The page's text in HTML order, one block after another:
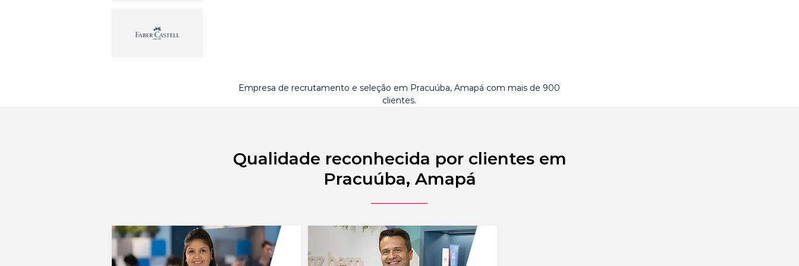
Empresa de recrutamento e seleção em Pracuúba, Amapá com mais de 900
clientes.
Qualidade reconhecida por clientes em
Pracuúba, Amapá